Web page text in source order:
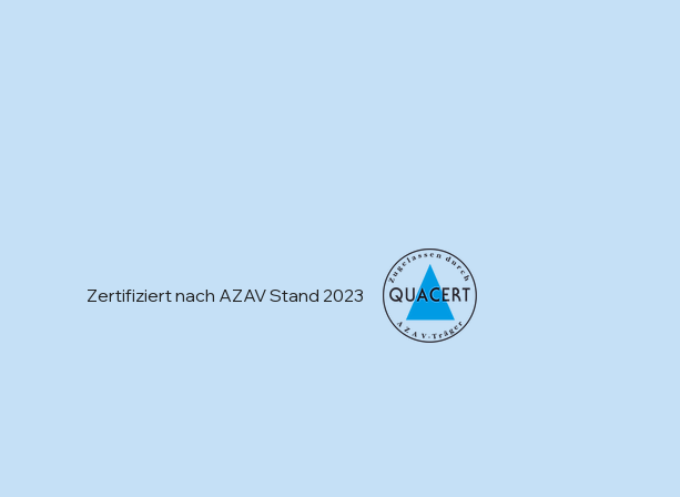
Zertifiziert nach AZAV Stand 2023